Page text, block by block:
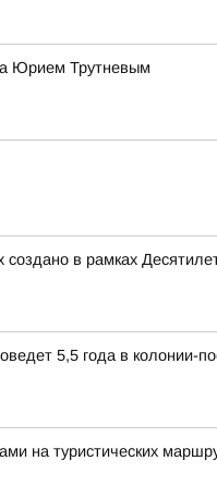
Юрием Трутневым
в рамках
5,5 года в колонии-
на туристических